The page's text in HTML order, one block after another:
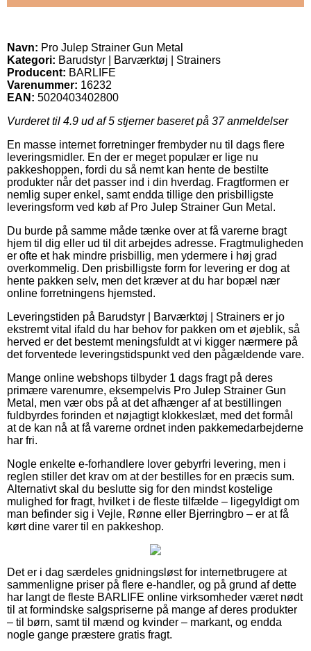
Navn: Pro Julep Strainer Gun Metal
Kategori: Barudstyr | Barværktøj | Strainers
Producent: BARLIFE
Varenummer: 16232
EAN: 5020403402800
Vurderet til 4.9 ud af 5 stjerner baseret på 37anmeldelser
En masse internet forretninger frembyder nu til dags flere
leveringsmidler. En der er meget populær er lige nu
pakkeshoppen, fordi du så nemt kan hente de bestilte
produkter når det passer ind i din hverdag. Fragtformen er
nemlig super enkel, samt endda tillige den prisbilligste
leveringsform ved køb af Pro Julep Strainer Gun Metal.
Du burde på samme måde tænke over at få varerne bragt
hjem til dig eller ud til dit arbejdes adresse. Fragtmuligheden
er ofte et hak mindre prisbillig, men ydermere i høj grad
overkommelig. Den prisbilligste form for levering er dog at
hente pakken selv, men det kræver at du har bopæl nær
online forretningens hjemsted.
Leveringstiden på Barudstyr | Barværktøj | Strainers er jo
ekstremt vital ifald du har behov for pakken om et øjeblik, så
herved er det bestemt meningsfuldt at vi kigger nærmere på
det forventede leveringstidspunkt ved den pågældende vare.
Mange online webshops tilbyder 1 dags fragt på deres
primære varenumre, eksempelvis Pro Julep Strainer Gun
Metal, men vær obs på at det afhænger af at bestillingen
fuldbyrdes forinden et nøjagtigt klokkeslæt, med det formål
at de kan nå at få varerne ordnet inden pakkemedarbejderne
har fri.
Nogle enkelte e-forhandlere lover gebyrfri levering, men i
reglen stiller det krav om at der bestilles for en præcis sum.
Alternativt skal du beslutte sig for den mindst kostelige
mulighed for fragt, hvilket i de fleste tilfælde – ligegyldigt om
man befinder sig i Vejle, Rønne eller Bjerringbro – er at få
kørt dine varer til en pakkeshop.
Det er i dag særdeles gnidningsløst for internetbrugere at
sammenligne priser på flere e-handler, og på grund af dette
har langt de fleste BARLIFE online virksomheder været nødt
til at formindske salgspriserne på mange af deres produkter
– til børn, samt til mænd og kvinder – markant, og endda
nogle gange præstere gratis fragt.